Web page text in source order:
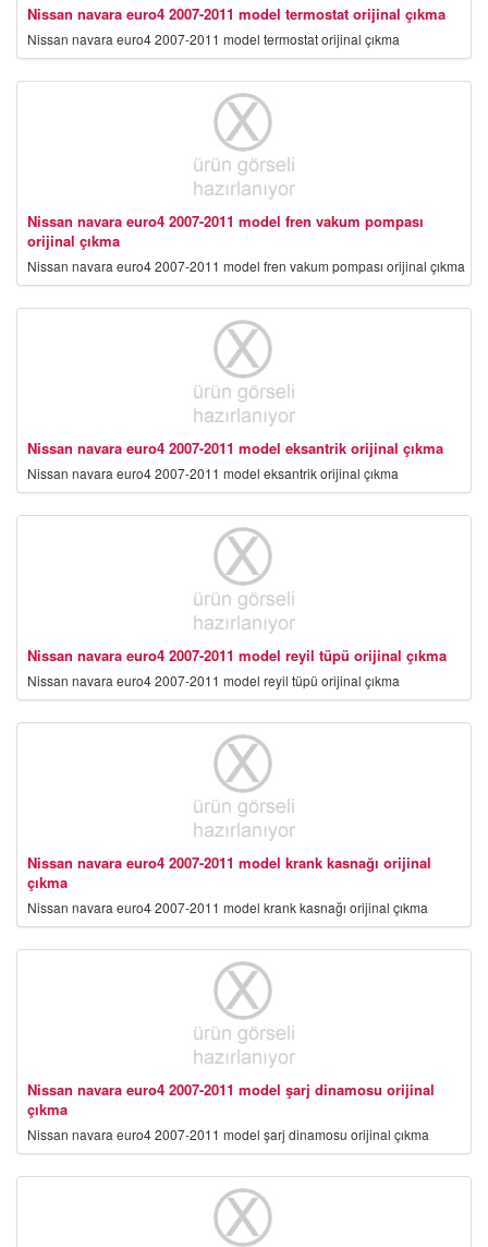
Nissan navara euro4 2007-2011 model termostat orijinal çıkma
Nissan navara euro4 2007-2011 model termostat orijinal çıkma
Nissan navara euro4 2007-2011 model fren vakum pompası
orijinal çıkma
Nissan navara euro4 2007-2011 model fren vakum pompası orijinal çıkma
Nissan navara euro4 2007-2011 model eksantrik orijinal çıkma
Nissan navara euro4 2007-2011 model eksantrik orijinal çıkma
Nissan navara euro4 2007-2011 model reyil tüpü orijinal çıkma
Nissan navara euro4 2007-2011 model reyil tüpü orijinal çıkma
Nissan navara euro4 2007-2011 model krank kasnağı orijinal
çıkma
Nissan navara euro4 2007-2011 model krank kasnağı orijinal çıkma
Nissan navara euro4 2007-2011 model şarj dinamosu orijinal
çıkma
Nissan navara euro4 2007-2011 model şarj dinamosu orijinal çıkma